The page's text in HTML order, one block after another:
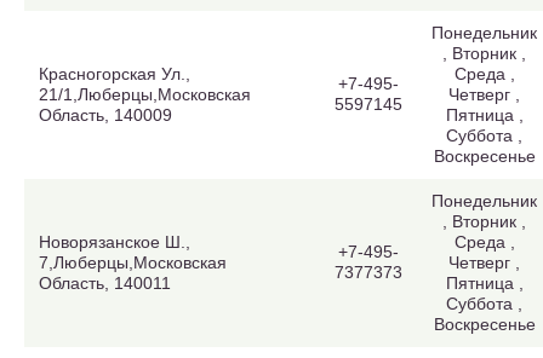
Красногорская Ул.,
21/1,Люберцы,Московская
Область, 140009
+7-495-
5597145
Понедельник
, Вторник ,
Среда ,
Четверг ,
Пятница ,
Суббота ,
Воскресенье
Новорязанское Ш.,
7,Люберцы,Московская
Область, 140011
+7-495-
7377373
Понедельник
, Вторник ,
Среда ,
Четверг ,
Пятница ,
Суббота ,
Воскресенье